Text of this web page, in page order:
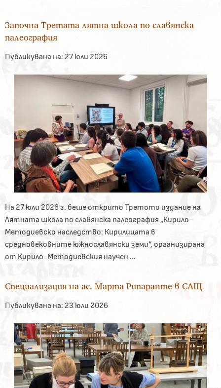
Започна Третата лятна школа по славянска
палеография
Публикувана на: 27 юли 2026
На 27 юли 2026 г. беше открито Третото издание на
Лятната школа по славянска палеография „Кирило-
Методиевско наследство: Кирилицата в
средновековните южнославянски земи“, организирана
от Кирило-Методиевския научен ...
Специализация на ас. Марта Рипаранте в САЩ
Публикувана на: 23 юли 2026